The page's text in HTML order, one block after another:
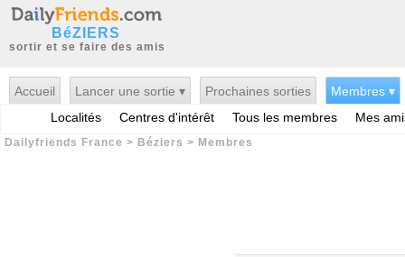
BéZIERS
sortir et se faire des amis
Accueil Lancer une sortie ▾ Prochaines sorties
Membres ▾
Localités
Centres d'intérêt Tous les membres Mes
Dailyfriends France > Béziers > Membres